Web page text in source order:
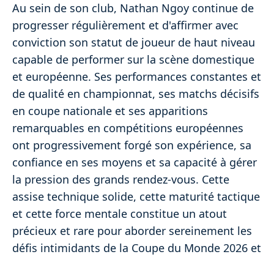
Au sein de son club, Nathan Ngoy continue de
progresser régulièrement et d'affirmer avec
conviction son statut de joueur de haut niveau
capable de performer sur la scène domestique
et européenne. Ses performances constantes et
de qualité en championnat, ses matchs décisifs
en coupe nationale et ses apparitions
remarquables en compétitions européennes
ont progressivement forgé son expérience, sa
confiance en ses moyens et sa capacité à gérer
la pression des grands rendez-vous. Cette
assise technique solide, cette maturité tactique
et cette force mentale constitue un atout
précieux et rare pour aborder sereinement les
défis intimidants de la Coupe du Monde 2026 et